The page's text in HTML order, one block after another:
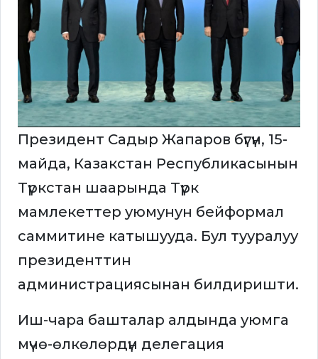
Президент Садыр Жапаров бүгүн, 15-
майда, Казакстан Республикасынын
Түркстан шаарында Түрк
мамлекеттер уюмунун бейформал
саммитине катышууда. Бул тууралуу
президенттин
администрациясынан билдиришти.
Иш-чара башталар алдында уюмга
мүчө-өлкөлөрдүн делегация